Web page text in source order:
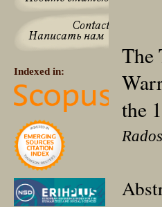
Indexed in:
The
the